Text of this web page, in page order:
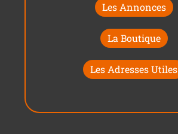
Les Annonces
La Boutique
Les Adresses Utiles